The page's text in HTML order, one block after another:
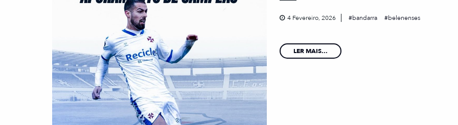
4 Fevereiro, 2026 bandarra belenenses
LER MAIS...